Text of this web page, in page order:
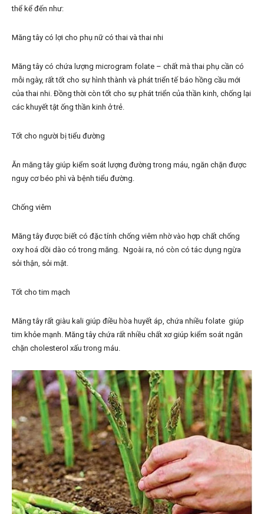
thể kể đến như:
Măng tây có lợi cho phụ nữ có thai và thai nhi
Măng tây có chứa lượng microgram folate – chất mà thai phụ cần có
mỗi ngày, rất tốt cho sự hình thành và phát triển tế báo hồng cầu mới
của thai nhi. Đồng thời còn tốt cho sự phát triển của thần kinh, chống lại
các khuyết tật ống thần kinh ở trẻ.
Tốt cho người bị tiểu đường
Ăn măng tây giúp kiểm soát lượng đường trong máu, ngăn chặn được
nguy cơ béo phì và bệnh tiểu đường.
Chống viêm
Măng tây được biết có đặc tính chống viêm nhờ vào hợp chất chống
oxy hoá dồi dào có trong măng. Ngoài ra, nó còn có tác dụng ngừa
sỏi thận, sỏi mật.
Tốt cho tim mạch
Măng tây rất giàu kali giúp điều hòa huyết áp, chứa nhiều folate giúp
tim khỏe mạnh. Măng tây chứa rất nhiều chất xơ giúp kiểm soát ngăn
chặn cholesterol xấu trong máu.